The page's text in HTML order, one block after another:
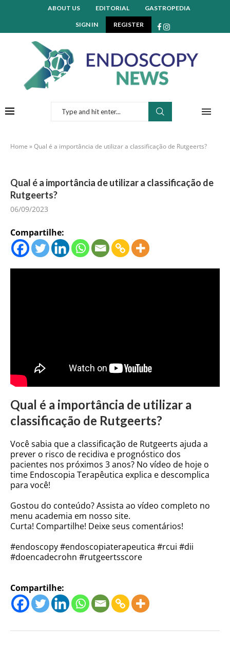
ABOUT US EDITORIAL GASTROPEDIA
SIGN IN REGISTER
Home »Qual é a importância de utilizar a classificação de Rutgeerts?
Qual é a importância de utilizar a classificação de
Rutgeerts?
06/09/2023
Compartilhe:
Qual é a importância de utilizar a
classificação de Rutgeerts?
Você sabia que a classificação de Rutgeerts ajuda a
prever o risco de recidiva e prognóstico dos
pacientes nos próximos 3 anos? No vídeo de hoje o
time Endoscopia Terapêutica explica e descomplica
para você!
Gostou do conteúdo? Assista ao vídeo completo no
menu academia em nosso site.
Curta! Compartilhe! Deixe seus comentários!
#endoscopy #endoscopiaterapeutica #rcui #dii
#doencadecrohn #rutgeertsscore
Compartilhe: